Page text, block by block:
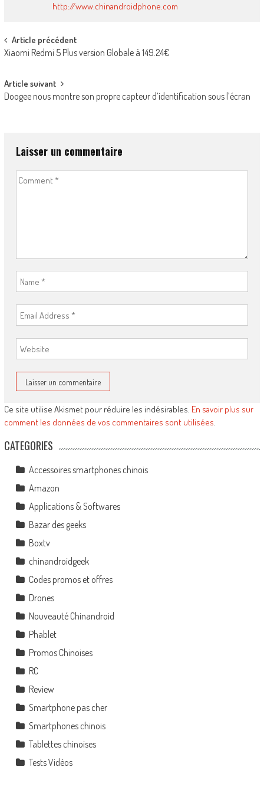
http://www.chinandroidphone.com
Post
navigation
Article précédent
Xiaomi Redmi 5 Plus version Globale à 149.24€
Article suivant
Doogee nous montre son propre capteur d’identification sous l’écran
Laisser un commentaire
Ce site utilise Akismet pour réduire les indésirables. En savoir plus sur
comment les données de vos commentaires sont utilisées.
CATEGORIES
Accessoires smartphones chinois
Amazon
Applications & Softwares
Bazar des geeks
Boxtv
chinandroidgeek
Codes promos et offres
Drones
Nouveauté Chinandroid
Phablet
Promos Chinoises
RC
Review
Smartphone pas cher
Smartphones chinois
Tablettes chinoises
Tests Vidéos